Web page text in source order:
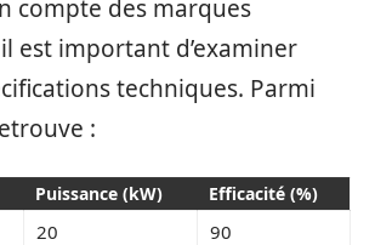
compte des marques
est important d’examiner
techniques. Parmi
:
Puissance (kW) Efficacité (%)
20
90